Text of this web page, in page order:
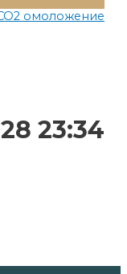
омоложение
23:34